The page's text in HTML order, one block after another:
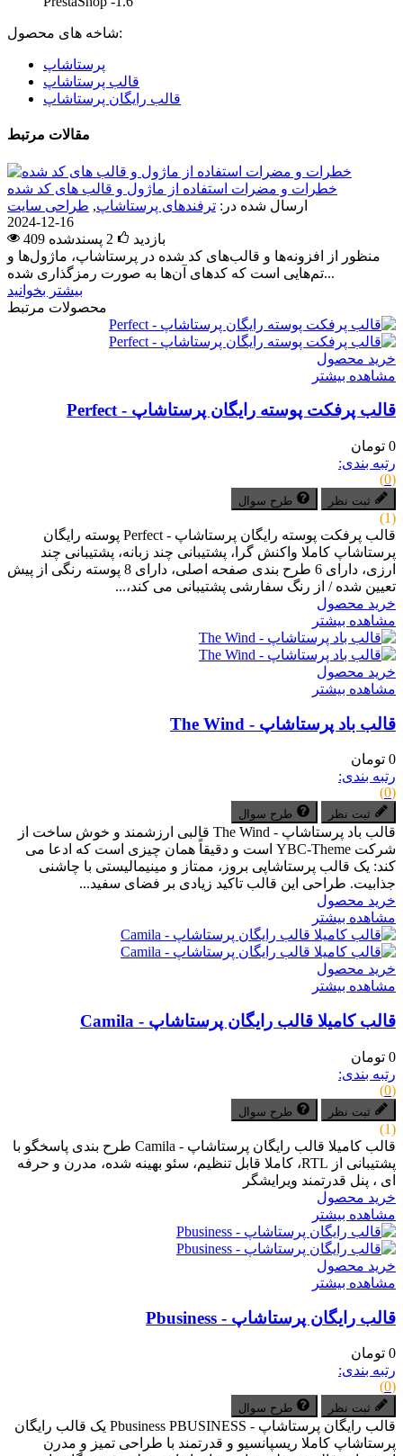
شاخه های محصول:
پرستاشاپ
قالب پرستاشاپ
قالب رایگان پرستاشاپ
مقالات مرتبط
خطرات و مضرات استفاده از ماژول و قالب های کد شده
ارسال شده در: ترفندهای پرستاشاپ, طراحی سایت
2024-12-16
409 بازدید
2 پسندشده
منظور از افزونه‌ها و قالب‌های کد شده در پرستاشاپ، ماژول‌ها و
تم‌هایی است که کدهای آن‌ها به صورت رمزگذاری شده...
بیشتر بخوانید
محصولات مرتبط
خرید محصول
مشاهده بیشتر
قالب پرفکت پوسته رایگان پرستاشاپ - Perfect
0 تومان
رتبه بندی:
(0)
ثبت نظر طرح سوال
(1)
قالب پرفکت پوسته رایگان پرستاشاپ - Perfect پوسته رایگان
پرستاشاپ کاملا واکنش گرا، پشتیبانی چند زبانه، پشتیبانی چند
ارزی، دارای 6 طرح بندی صفحه اصلی، دارای 8 پوسته رنگی از پیش
تعیین شده / از رنگ سفارشی پشتیبانی می کند،...
خرید محصول
مشاهده بیشتر
خرید محصول
مشاهده بیشتر
قالب باد پرستاشاپ - The Wind
0 تومان
رتبه بندی:
(0)
ثبت نظر طرح سوال
قالب باد پرستاشاپ - The Wind قالبی ارزشمند و خوش ساخت از
شرکت YBC-Theme است و دقیقاً همان چیزی است که ادعا می
کند: یک قالب پرستاشاپی بروز، ممتاز و مینیمالیستی با چاشنی
جذابیت. طراحی این قالب تاکید زیادی بر فضای سفید...
خرید محصول
مشاهده بیشتر
خرید محصول
مشاهده بیشتر
قالب کامیلا قالب رایگان پرستاشاپ - Camila
0 تومان
رتبه بندی:
(0)
ثبت نظر طرح سوال
(1)
قالب کامیلا قالب رایگان پرستاشاپ - Camila طرح بندی پاسخگو با
پشتیبانی از RTL، کاملا قابل تنظیم، سئو بهینه شده، مدرن و حرفه
ای ، پنل قدرتمند ویرایشگر
خرید محصول
مشاهده بیشتر
خرید محصول
مشاهده بیشتر
قالب رایگان پرستاشاپ - Pbusiness
0 تومان
رتبه بندی:
(0)
ثبت نظر طرح سوال
قالب رایگان پرستاشاپ - Pbusiness PBUSINESS یک قالب رایگان
پرستاشاپ کاملا ریسپانسیو و قدرتمند با طراحی تمیز و مدرن